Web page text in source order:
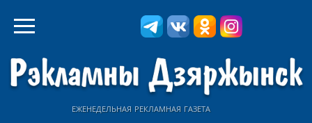
еженедельная рекламная газета